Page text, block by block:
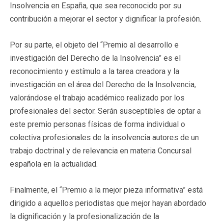
Insolvencia en España, que sea reconocido por su
contribución a mejorar el sector y dignificar la profesión.
Por su parte, el objeto del “Premio al desarrollo e
investigación del Derecho de la Insolvencia” es el
reconocimiento y estímulo a la tarea creadora y la
investigación en el área del Derecho de la Insolvencia,
valorándose el trabajo académico realizado por los
profesionales del sector. Serán susceptibles de optar a
este premio personas físicas de forma individual o
colectiva profesionales de la insolvencia autores de un
trabajo doctrinal y de relevancia en materia Concursal
española en la actualidad.
Finalmente, el “Premio a la mejor pieza informativa” está
dirigido a aquellos periodistas que mejor hayan abordado
la dignificación y la profesionalización de la